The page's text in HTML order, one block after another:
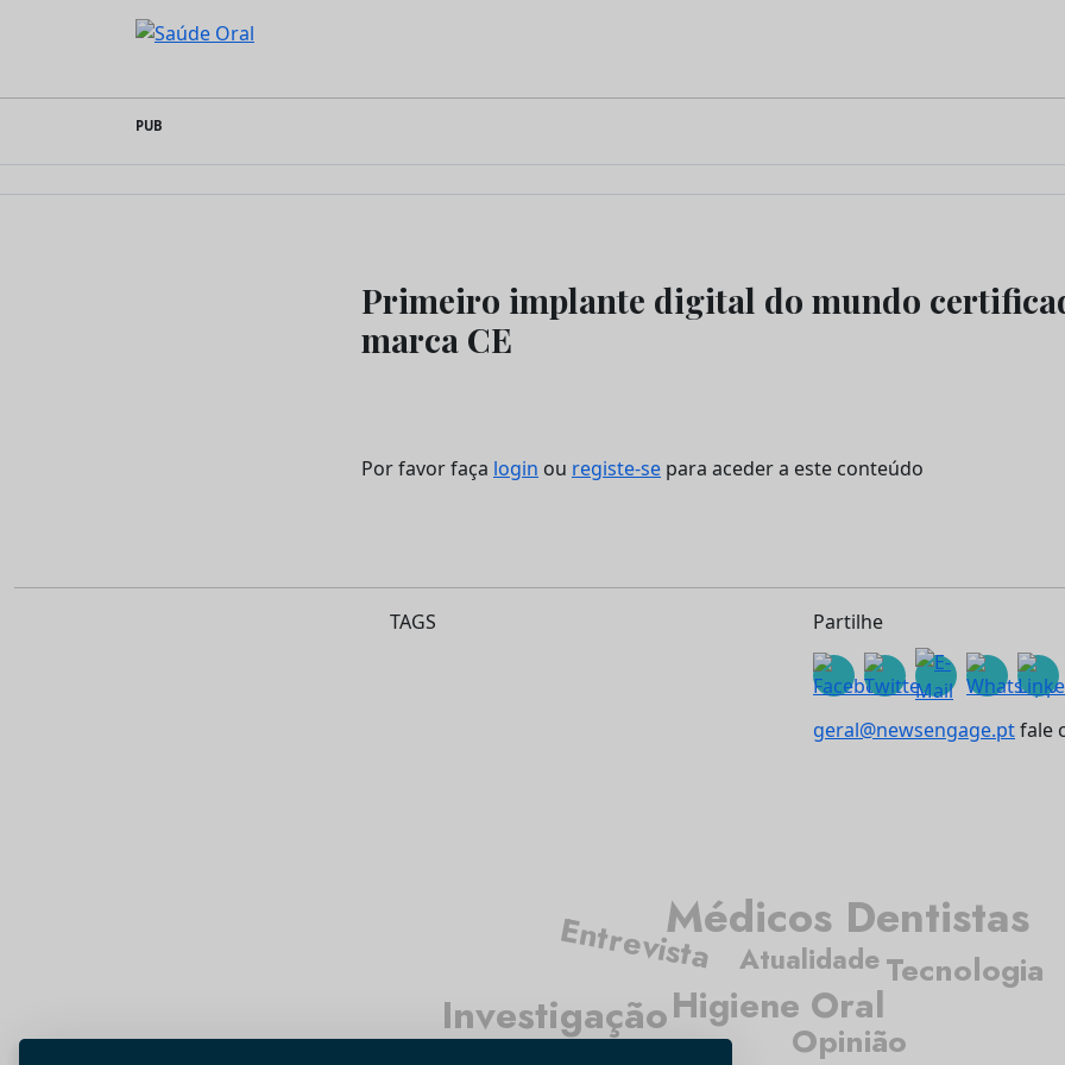
content
Saúde Oral
PUB
Primeiro implante digital do mundo
marca CE
Por favor faça login ou registe-se para aceder a este conteúdo
TAGS Partilhe
geral@newsengage.ptfale
Atualidade
Médicos Dentistas
Higiene Oral
Entrevista
Opinião
Tecnologia
Investigação